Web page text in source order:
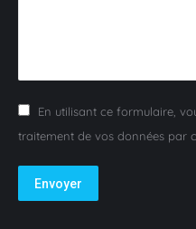
En utilisant ce formulaire,
traitement de vos données par
Envoyer